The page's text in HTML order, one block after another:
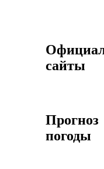
сайты
Прогноз
погоды